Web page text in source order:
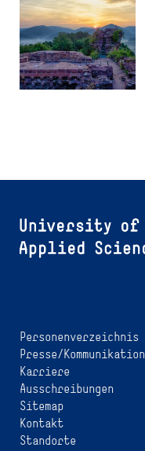
Personenverzeichnis
Presse/Kommunikation
Karriere
Ausschreibungen
Sitemap
Kontakt
Standorte